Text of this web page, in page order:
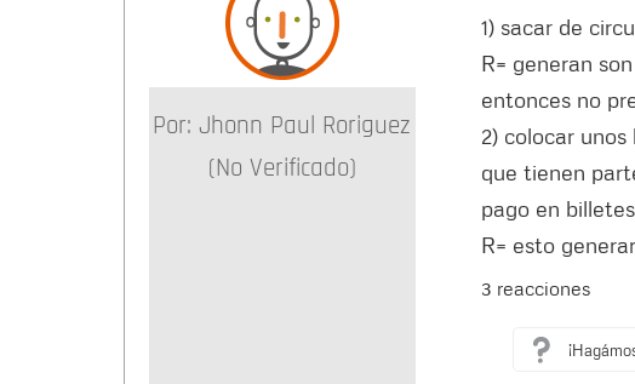
Por:Jhonn Paul Roriguez
(no Verificado)
1) sacar de
R= generan
entonces no
2) colocar
que tienen
pago en
R= esto
3 reacciones